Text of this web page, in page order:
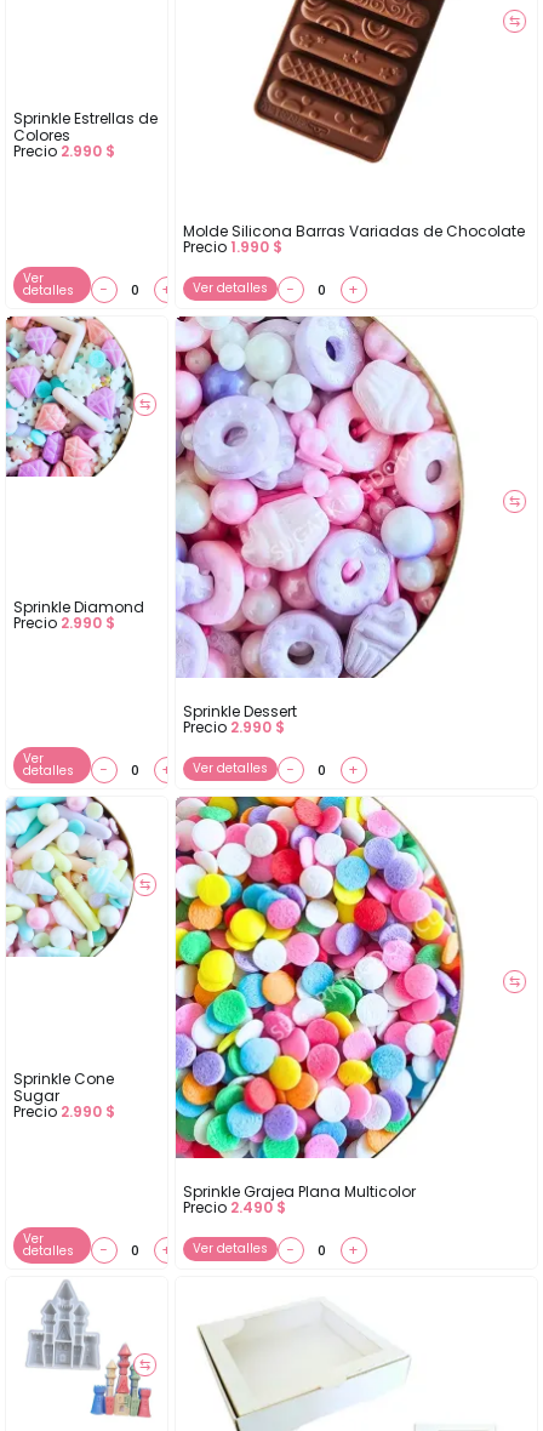
Sprinkle Estrellas de
Colores
Precio 2.990 $
Ver
detalles − +
⇆
Molde Silicona Barras Variadas de Chocolate
Precio 1.990 $
Ver detalles − +
⇆
Sprinkle Diamond
Precio 2.990 $
Ver
detalles − +
⇆
Sprinkle Dessert
Precio 2.990 $
Ver detalles − +
⇆
Sprinkle Cone
Sugar
Precio 2.990 $
Ver
detalles − +
⇆
Sprinkle Grajea Plana Multicolor
Precio 2.490$
Ver detalles − +
⇆